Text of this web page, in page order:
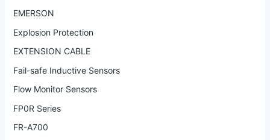
EMERSON
Explosion Protection
EXTENSION CABLE
Fail-safe Inductive Sensors
Flow Monitor Sensors
FP0R Series
FR-A700